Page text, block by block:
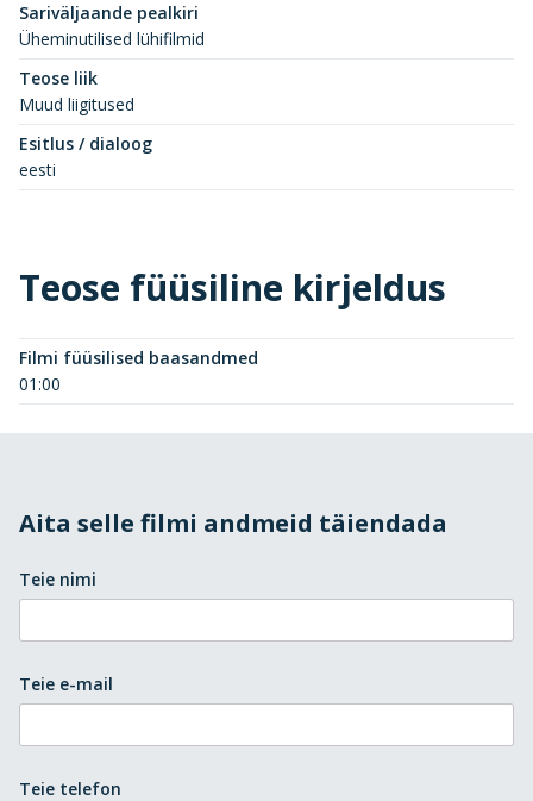
Sariväljaande pealkiri
Üheminutilised lühifilmid
Teose liik
Muud liigitused
Esitlus / dialoog
eesti
Teose füüsiline kirjeldus
Filmi füüsilised baasandmed
01:00
Aita selle filmi andmeid täiendada
Teie nimi
Teie e-mail
Teie telefon